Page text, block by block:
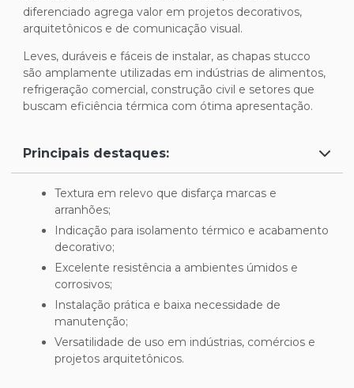
diferenciado agrega valor em projetos decorativos,
arquitetônicos e de comunicação visual.
Leves, duráveis e fáceis de instalar, as chapas stucco
são amplamente utilizadas em indústrias de alimentos,
refrigeração comercial, construção civil e setores que
buscam eficiência térmica com ótima apresentação.
Principais destaques:
Textura em relevo que disfarça marcas e
arranhões;
Indicação para isolamento térmico e acabamento
decorativo;
Excelente resistência a ambientes úmidos e
corrosivos;
Instalação prática e baixa necessidade de
manutenção;
Versatilidade de uso em indústrias, comércios e
projetos arquitetônicos.